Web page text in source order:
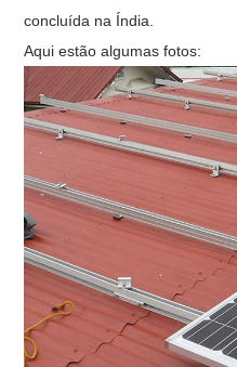
concluída na Índia.
Aqui estão algumas fotos: